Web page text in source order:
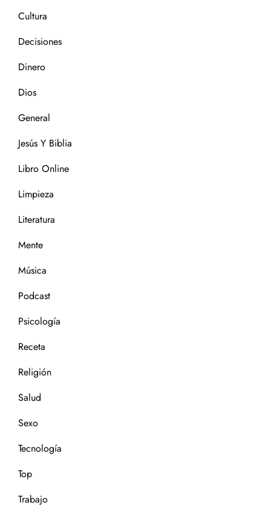
Cultura
Decisiones
Dinero
Dios
General
Jesús Y Biblia
Libro Online
Limpieza
Literatura
Mente
Música
Podcast
Psicología
Receta
Religión
Salud
Sexo
Tecnología
Top
Trabajo